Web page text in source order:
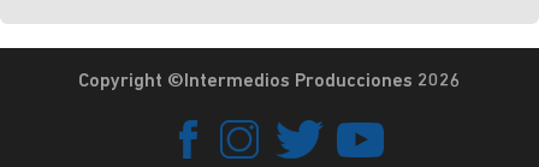
Copyright ©Intermedios Producciones 2026